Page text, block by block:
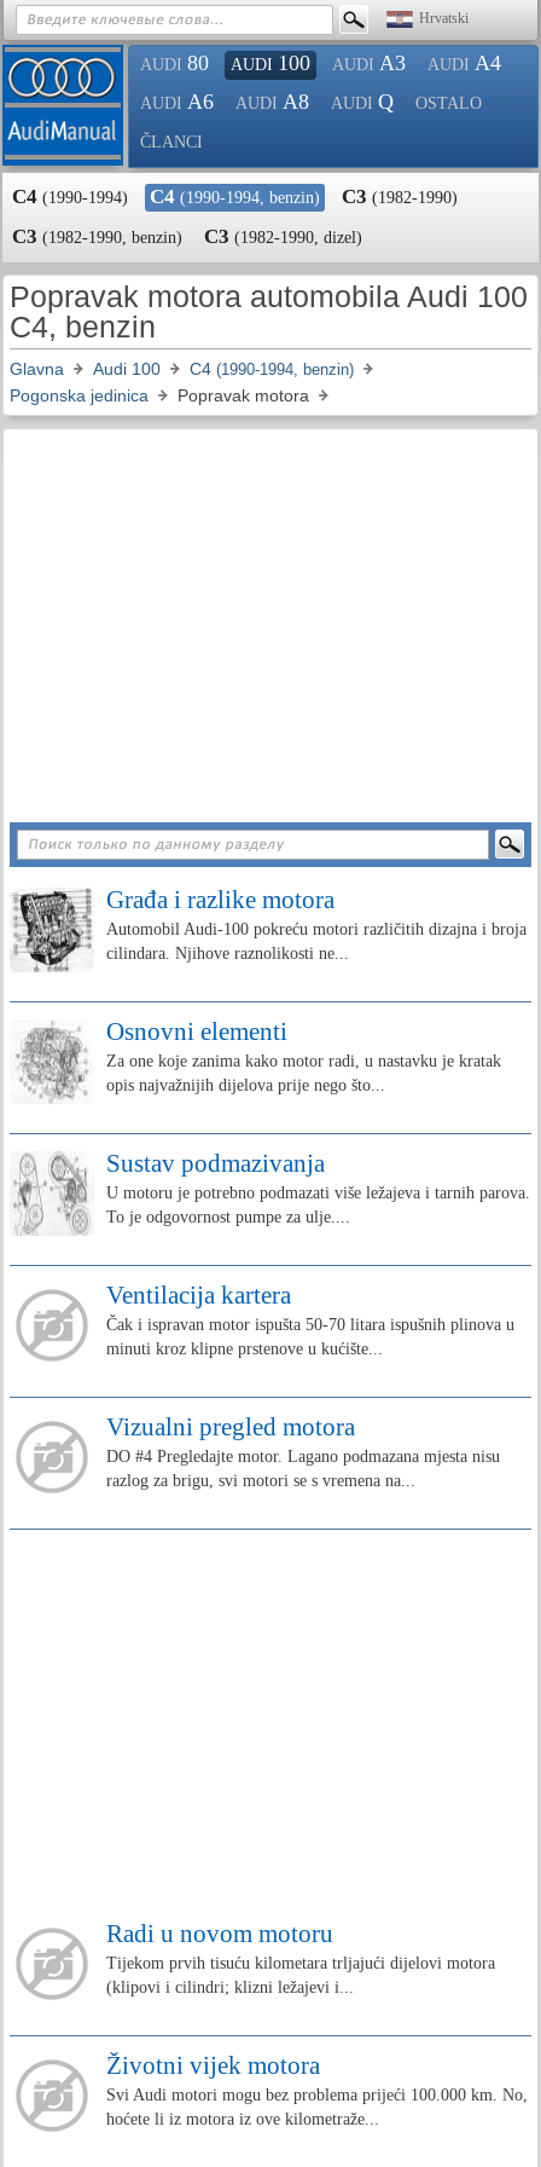
Hrvatski
AUDI 80 AUDI 100 AUDI A3 AUDI A4
AUDI A6 AUDI A8 AUDI Q OSTALO
ČLANCI
C4 (1990-1994) C4 (1990-1994, benzin) C3 (1982-1990)
C3 (1982-1990, benzin) C3 (1982-1990, dizel)
Popravak motora automobila Audi 100
C4, benzin
Glavna Audi 100 C4 (1990-1994, benzin)
Pogonska jedinica Popravak motora
Građa i razlike motora
Automobil Audi-100 pokreću motori različitih dizajna i broja
cilindara. Njihove raznolikosti ne...
Osnovni elementi
Za one koje zanima kako motor radi, u nastavku je kratak
opis najvažnijih dijelova prije nego što...
Sustav podmazivanja
U motoru je potrebno podmazati više ležajeva i tarnih parova.
To je odgovornost pumpe za ulje....
Ventilacija kartera
Čak i ispravan motor ispušta 50-70 litara ispušnih plinova u
minuti kroz klipne prstenove u kućište...
Vizualni pregled motora
DO #4 Pregledajte motor. Lagano podmazana mjesta nisu
razlog za brigu, svi motori se s vremena na...
Radi u novom motoru
Tijekom prvih tisuću kilometara trljajući dijelovi motora
(klipovi i cilindri; klizni ležajevi i...
Životni vijek motora
Svi Audi motori mogu bez problema prijeći 100.000 km. No,
hoćete li iz motora iz ove kilometraže...